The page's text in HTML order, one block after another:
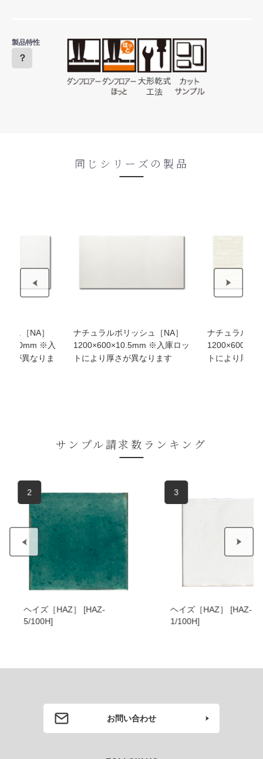
製品特性
？
同じシリーズの製品
ッシュ［NA］
※入庫ロッ
異なります
ナチュラルポリッシュ［NA］
1200×600×11.5mm ※入庫ロッ
トにより厚さが異なります
ナチュラ
トにより
サンプル請求数ランキング
3
ヘイズ［HAZ］ [HAZ-
ジョイフル［
お問い合わせ